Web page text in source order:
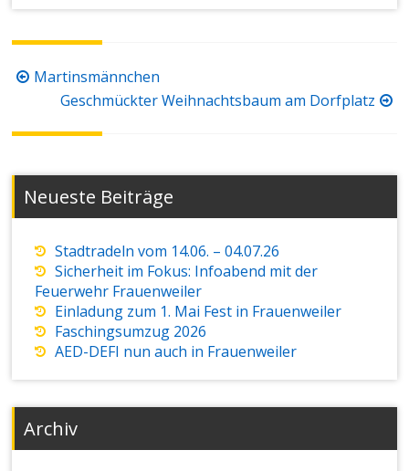
Beitragsnavigation
Martinsmännchen
Geschmückter Weihnachtsbaum am Dorfplatz
Neueste Beiträge
Stadtradeln vom 14.06. – 04.07.26
Sicherheit im Fokus: Infoabend mit der
Feuerwehr Frauenweiler
Einladung zum 1. Mai Fest in Frauenweiler
Faschingsumzug 2026
AED-DEFI nun auch in Frauenweiler
Archiv